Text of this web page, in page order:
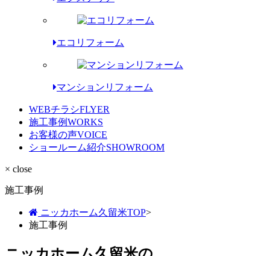
エコリフォーム
マンションリフォーム
WEBチラシFLYER
施工事例WORKS
お客様の声VOICE
ショールーム紹介SHOWROOM
× close
施工事例
ニッカホーム久留米TOP>
施工事例